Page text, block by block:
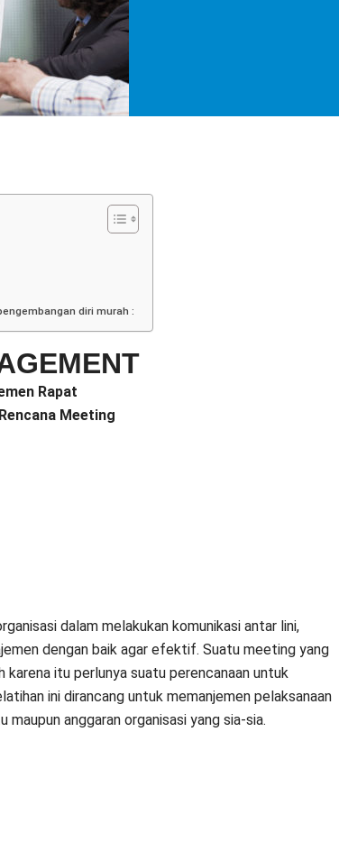
diri murah :
Rapat
Meeting
dalam melakukan komunikasi antar lini,
dengan baik agar efektif. Suatu meeting yang
itu perlunya suatu perencanaan untuk
ini dirancang untuk memanjemen pelaksanaan
anggaran organisasi yang sia-sia.